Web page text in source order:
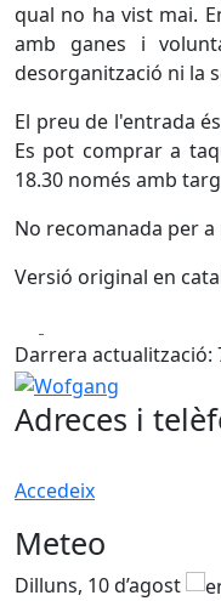
qual no ha vist mai.
amb ganes i
desorganització ni la
El preu de l'entrada
Es pot comprar a
18.30 només amb
No recomanada per
Versió original en
Darrera actualització:
Wofgang
Adreces i
Accedeix
Meteo
Dilluns, 10 d’agost